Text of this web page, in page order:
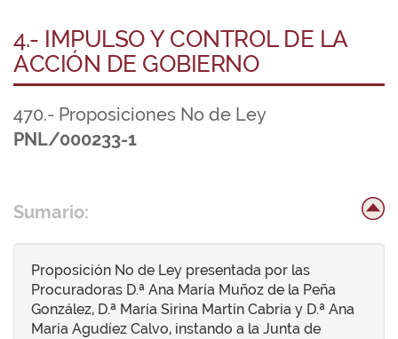
4.- IMPULSO Y CONTROL DE LA
ACCIÓN DE GOBIERNO
470.- Proposiciones No de Ley
PNL/000233-1
Sumario:
Proposición No de Ley presentada por las
Procuradoras D.ª Ana María Muñoz de la Peña
González, D.ª María Sirina Martín Cabria y D.ª Ana
María Agudíez Calvo, instando a la Junta de